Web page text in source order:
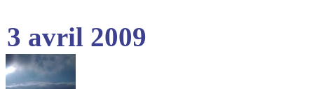
3 avril 2009